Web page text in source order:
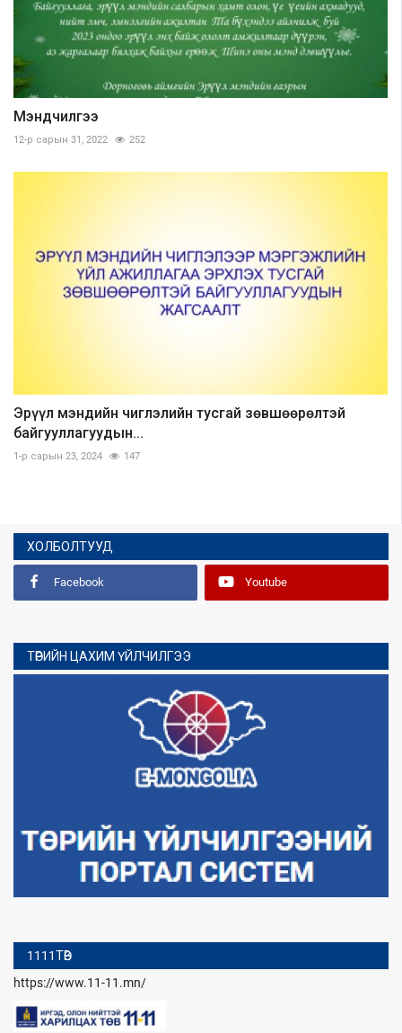
Мэндчилгээ
12-р сарын 31, 2022 252
Эрүүл мэндийн чиглэлийн тусгай зөвшөөрөлтэй
байгууллагуудын...
1-р сарын 23, 2024 147
ХОЛБОЛТУУД
Facebook Youtube
ТӨРИЙН ЦАХИМ ҮЙЛЧИЛГЭЭ
1111ТӨВ
https://www.11-11.mn/